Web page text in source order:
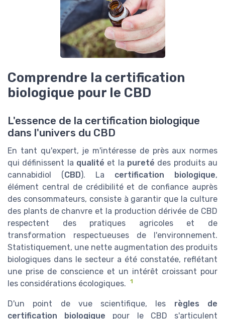
Comprendre la certification
biologique pour le CBD
L'essence de la certification biologique
dans l'univers du CBD
En tant qu'expert, je m'intéresse de près aux normes
qui définissent la qualité et la pureté des produits au
cannabidiol (CBD). La certification biologique,
élément central de crédibilité et de confiance auprès
des consommateurs, consiste à garantir que la culture
des plants de chanvre et la production dérivée de CBD
respectent des pratiques agricoles et de
transformation respectueuses de l'environnement.
Statistiquement, une nette augmentation des produits
biologiques dans le secteur a été constatée, reflétant
une prise de conscience et un intérêt croissant pour
les considérations écologiques.
1
D'un point de vue scientifique, les règles de
certification biologique pour le CBD s'articulent